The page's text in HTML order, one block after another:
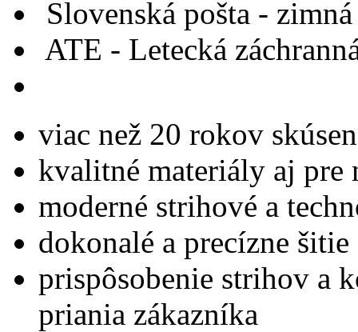
Slovenská pošta -
ATE - Letecká
viac než 20 rokov
kvalitné materiály aj pre
moderné strihové a
dokonalé a precízne šitie
prispôsobenie strihov a
priania zákazníka